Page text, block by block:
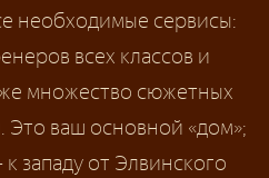
необходимые сервисы:
всех классов и
множество сюжетных
ваш основной «дом»;
западу от Элвинского